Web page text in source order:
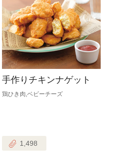
手作りチキンナゲット
鶏ひき肉,ベビーチーズ
1,498